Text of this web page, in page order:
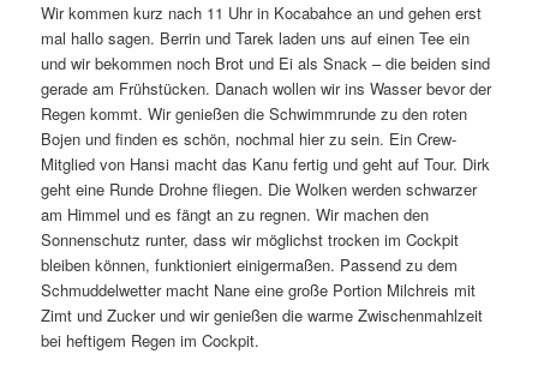
Wir kommen kurz nach 11 Uhr in Kocabahce an und gehen erst
mal hallo sagen. Berrin und Tarek laden uns auf einen Tee ein
und wir bekommen noch Brot und Ei als Snack – die beiden sind
gerade am Frühstücken. Danach wollen wir ins Wasser bevor der
Regen kommt. Wir genießen die Schwimmrunde zu den roten
Bojen und finden es schön, nochmal hier zu sein. Ein Crew-
Mitglied von Hansi macht das Kanu fertig und geht auf Tour. Dirk
geht eine Runde Drohne fliegen. Die Wolken werden schwarzer
am Himmel und es fängt an zu regnen. Wir machen den
Sonnenschutz runter, dass wir möglichst trocken im Cockpit
bleiben können, funktioniert einigermaßen. Passend zu dem
Schmuddelwetter macht Nane eine große Portion Milchreis mit
Zimt und Zucker und wir genießen die warme Zwischenmahlzeit
bei heftigem Regen im Cockpit.